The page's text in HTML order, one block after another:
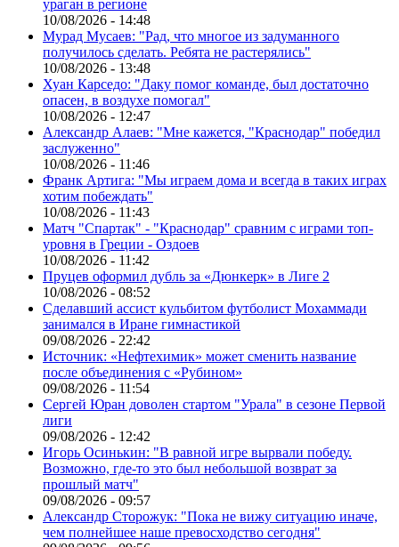
ураган в регионе
10/08/2026 - 14:48
Мурад Мусаев: "Рад, что многое из задуманного
получилось сделать. Ребята не растерялись"
10/08/2026 - 13:48
Хуан Карседо: "Даку помог команде, был достаточно
опасен, в воздухе помогал"
10/08/2026 - 12:47
Александр Алаев: "Мне кажется, "Краснодар" победил
заслуженно"
10/08/2026 - 11:46
Франк Артига: "Мы играем дома и всегда в таких играх
хотим побеждать"
10/08/2026 - 11:43
Матч "Спартак" - "Краснодар" сравним с играми топ-
уровня в Греции - Оздоев
10/08/2026 - 11:42
Пруцев оформил дубль за «Дюнкерк» в Лиге 2
10/08/2026 - 08:52
Сделавший ассист кульбитом футболист Мохаммади
занимался в Иране гимнастикой
09/08/2026 - 22:42
Источник: «Нефтехимик» может сменить название
после объединения с «Рубином»
09/08/2026 - 11:54
Сергей Юран доволен стартом "Урала" в сезоне Первой
лиги
09/08/2026 - 12:42
Игорь Осинькин: "В равной игре вырвали победу.
Возможно, где-то это был небольшой возврат за
прошлый матч"
09/08/2026 - 09:57
Александр Сторожук: "Пока не вижу ситуацию иначе,
чем полнейшее наше превосходство сегодня"